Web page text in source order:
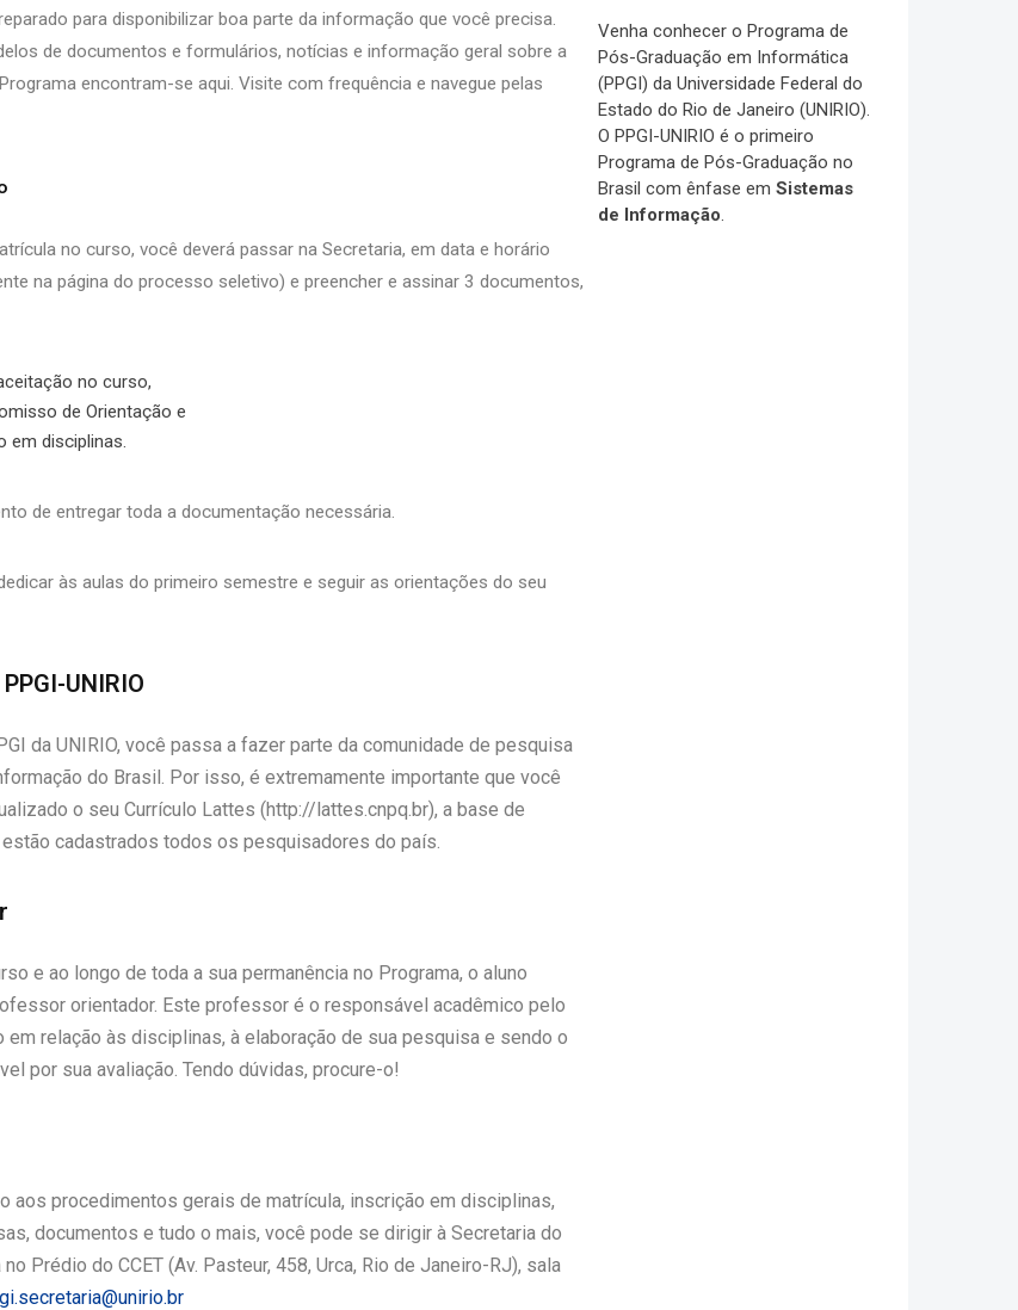
para disponibilizar boa parte da informação que você precisa.
de documentos e formulários, notícias e informação geral sobre a
encontram-se aqui. Visite com frequência e navegue pelas
no curso, você deverá passar na Secretaria, em data e horário
na página do processo seletivo) e preencher e assinar 3 documentos,
no curso,
de Orientação e
em disciplinas.
de entregar toda a documentação necessária.
às aulas do primeiro semestre e seguir as orientações do seu
UNIRIO
da UNIRIO, você passa a fazer parte da comunidade de pesquisa
do Brasil. Por isso, é extremamente importante que você
o seu Currículo Lattes (http://lattes.cnpq.br), a base de
cadastrados todos os pesquisadores do país.
e ao longo de toda a sua permanência no Programa, o aluno
orientador. Este professor é o responsável acadêmico pelo
em relação às disciplinas, à elaboração de sua pesquisa e sendo o
por sua avaliação. Tendo dúvidas, procure-o!
aos procedimentos gerais de matrícula, inscrição em disciplinas,
documentos e tudo o mais, você pode se dirigir à Secretaria do
Prédio do CCET (Av. Pasteur, 458, Urca, Rio de Janeiro-RJ), sala
Venha conhecer o Programa de
Pós-Graduação em Informática
(PPGI) da Universidade Federal do
Estado do Rio de Janeiro (UNIRIO).
O PPGI-UNIRIO é o primeiro
Programa de Pós-Graduação no
Brasil com ênfase em Sistemas
de Informação.